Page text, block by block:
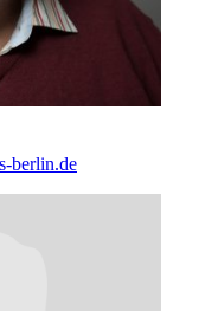
berlin.de